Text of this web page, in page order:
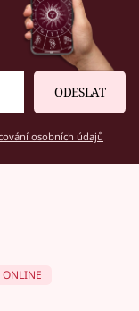
ODESLAT
osobních údajů
ONLINE